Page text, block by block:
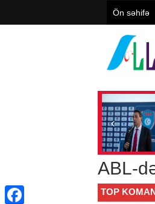
Ön səhifə
başqanı: “Biz idman
klubuyuq, bizim
ideologiya ilə işimiz
ola bilməz”
ABL-
TOP